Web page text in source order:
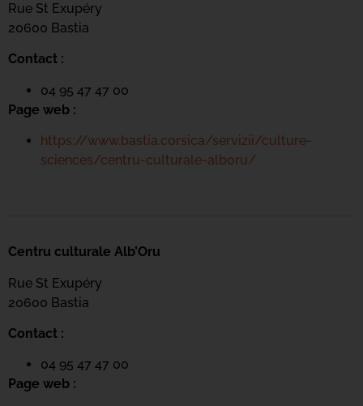
Rue St Exupéry
20600 Bastia
Contact :
04 95 47 47 00
Page web :
https://www.bastia.corsica/servizii/culture-
sciences/centru-culturale-alboru/
Centru culturale Alb’Oru
Rue St Exupéry
20600 Bastia
Contact :
04 95 47 47 00
Page web :